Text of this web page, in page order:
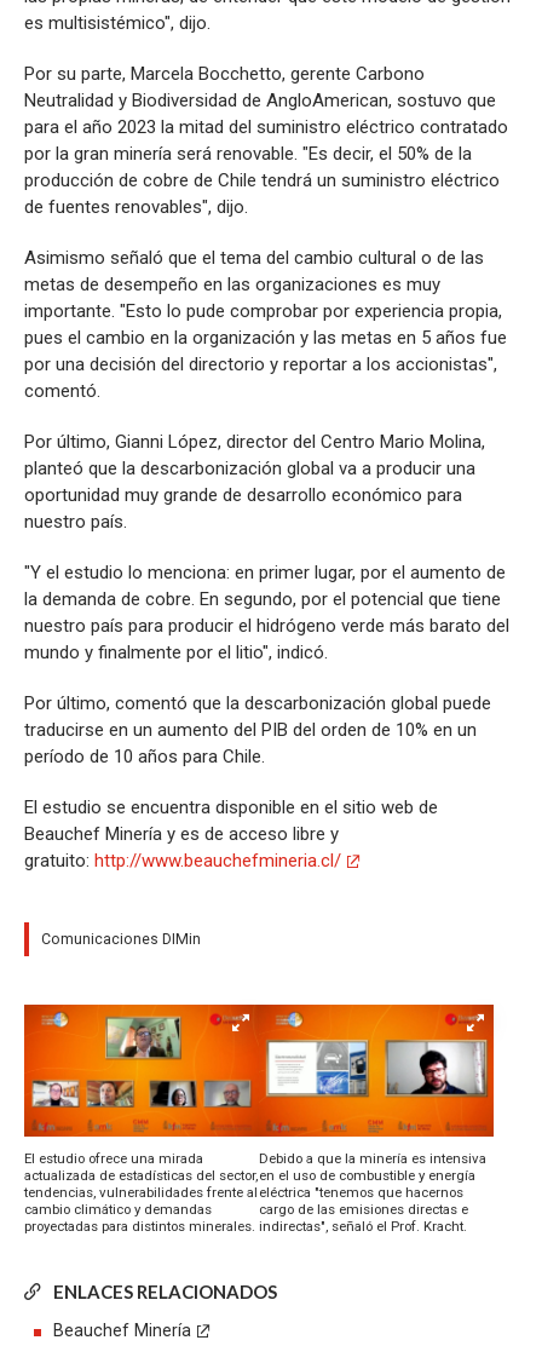
El estudio ofrece una mirada
actualizada de estadísticas del sector,
tendencias, vulnerabilidades frente al
cambio climático y demandas
proyectadas para distintos minerales.
Debido a que la minería es intensiva
en el uso de combustible y energía
eléctrica "tenemos que hacernos
cargo de las emisiones directas e
indirectas", señaló el Prof. Kracht.
ENLACES RELACIONADOS
Beauchef Minería
es multisistémico", dijo.
Por su parte, Marcela Bocchetto, gerente Carbono
Neutralidad y Biodiversidad de AngloAmerican, sostuvo que
para el año 2023 la mitad del suministro eléctrico contratado
por la gran minería será renovable. "Es decir, el 50% de la
producción de cobre de Chile tendrá un suministro eléctrico
de fuentes renovables", dijo.
Asimismo señaló que el tema del cambio cultural o de las
metas de desempeño en las organizaciones es muy
importante. "Esto lo pude comprobar por experiencia propia,
pues el cambio en la organización y las metas en 5 años fue
por una decisión del directorio y reportar a los accionistas",
comentó.
Por último, Gianni López, director del Centro Mario Molina,
planteó que la descarbonización global va a producir una
oportunidad muy grande de desarrollo económico para
nuestro país.
"Y el estudio lo menciona: en primer lugar, por el aumento de
la demanda de cobre. En segundo, por el potencial que tiene
nuestro país para producir el hidrógeno verde más barato del
mundo y finalmente por el litio", indicó.
Por último, comentó que la descarbonización global puede
traducirse en un aumento del PIB del orden de 10% en un
período de 10 años para Chile.
El estudio se encuentra disponible en el sitio web de
Beauchef Minería y es de acceso libre y
gratuito: http://www.beauchefmineria.cl/
Comunicaciones DIMin